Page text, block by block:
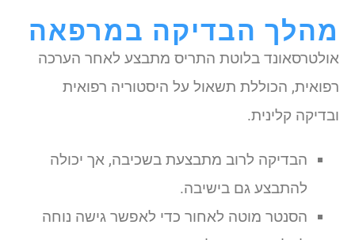
מהלך הבדיקה במרפאה
אולטרסאונד בלוטת התריס מתבצע לאחר הערכה
רפואית, הכוללת תשאול על היסטוריה רפואית
ובדיקה קלינית.
הבדיקה לרוב מתבצעת בשכיבה, אך יכולה
להתבצע גם בישיבה.
הסנטר מוטה לאחור כדי לאפשר גישה נוחה